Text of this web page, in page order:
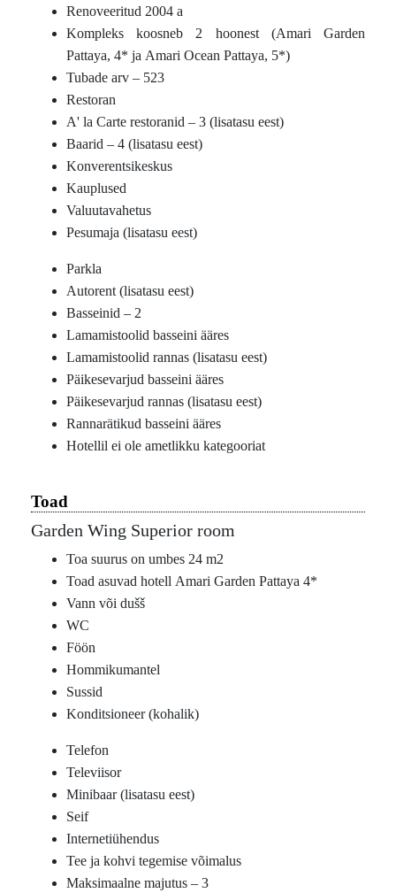
Renoveeritud 2004 a
Kompleks koosneb 2 hoonest (Amari Garden
Pattaya, 4* ja Amari Ocean Pattaya, 5*)
Tubade arv – 523
Restoran
A' la Carte restoranid – 3 (lisatasu eest)
Baarid – 4 (lisatasu eest)
Konverentsikeskus
Kauplused
Valuutavahetus
Pesumaja (lisatasu eest)
Parkla
Autorent (lisatasu eest)
Basseinid – 2
Lamamistoolid basseini ääres
Lamamistoolid rannas (lisatasu eest)
Päikesevarjud basseini ääres
Päikesevarjud rannas (lisatasu eest)
Rannarätikud basseini ääres
Hotellil ei ole ametlikku kategooriat
Toad
Garden Wing Superior room
Toa suurus on umbes 24 m2
Toad asuvad hotell Amari Garden Pattaya 4*
Vann või dušš
WC
Föön
Hommikumantel
Sussid
Konditsioneer (kohalik)
Telefon
Televiisor
Minibaar (lisatasu eest)
Seif
Internetiühendus
Tee ja kohvi tegemise võimalus
Maksimaalne majutus – 3